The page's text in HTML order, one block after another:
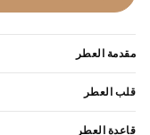
مقدمة العطر
قلب العطر
قاعدة العطر